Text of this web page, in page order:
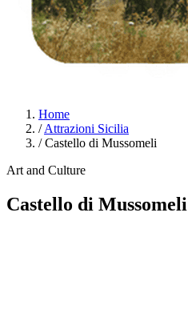
Home
/ Attrazioni Sicilia
/ Castello di Mussomeli
Art and Culture
Castello di Mussomeli